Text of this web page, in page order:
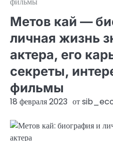
Метов кай —
личная жизнь
актера, его
секреты,
фильмы
18 февраля 2023 от